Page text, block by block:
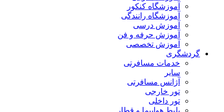
آموزشگاه کنکور
آموزشگاه رانندگی
آموزش درسی
آموزش حرفه و فن
آموزش تخصصی
گردشگری
خدمات مسافرتی
سایر
آژانس مسافرتی
تور خارجی
تور داخلی